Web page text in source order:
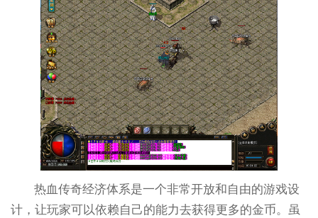
热血传奇经济体系是一个非常开放和自由的游戏设
计，让玩家可以依赖自己的能力去获得更多的金币。虽